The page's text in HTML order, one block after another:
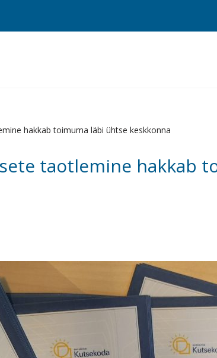
hakkab toimuma läbi ühtse keskkonna
taotlemine hakkab